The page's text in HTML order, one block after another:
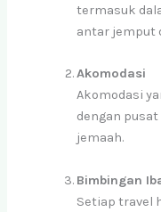
termasuk
antar jemput
Akomodasi
Akomodasi
dengan
jemaah.
Bimbingan
Setiap travel